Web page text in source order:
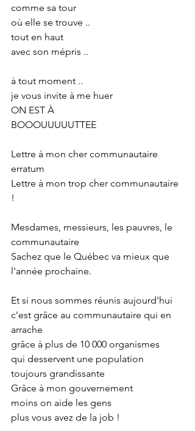
comme sa tour
où elle se trouve ..
tout en haut
avec son mépris ..
à tout moment ..
je vous invite à me huer
ON EST À
BOOOUUUUUTTEE
Lettre à mon cher communautaire
erratum
Lettre à mon trop cher communautaire
!
Mesdames, messieurs, les pauvres, le
communautaire
Sachez que le Québec va mieux que
l'année prochaine.
Et si nous sommes réunis aujourd’hui
c’est grâce au communautaire qui en
arrache
grâce à plus de 10 000 organismes
qui desservent une population
toujours grandissante
Grâce à mon gouvernement
moins on aide les gens
plus vous avez de la job !